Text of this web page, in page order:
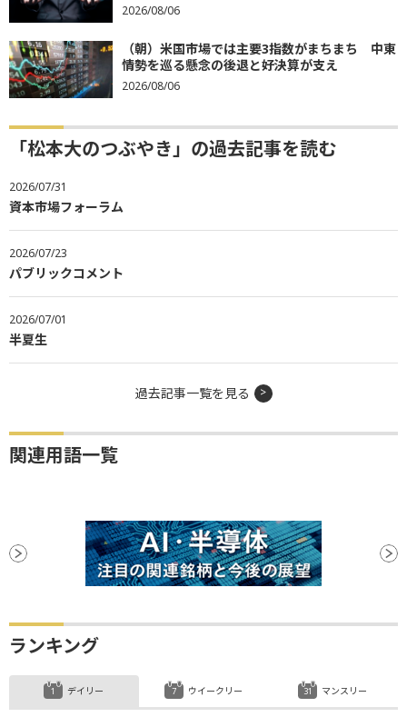
2026/08/06
（朝）米国市場では主要3指数がまちまち 中東
情勢を巡る懸念の後退と好決算が支え
2026/08/06
「松本大のつぶやき」の過去記事を読む
2026/07/31
資本市場フォーラム
2026/07/23
パブリックコメント
2026/07/01
半夏生
過去記事一覧を見る
関連用語一覧
ランキング
デイリー ウイークリー マンスリー